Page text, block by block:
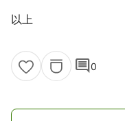
以上
comment0